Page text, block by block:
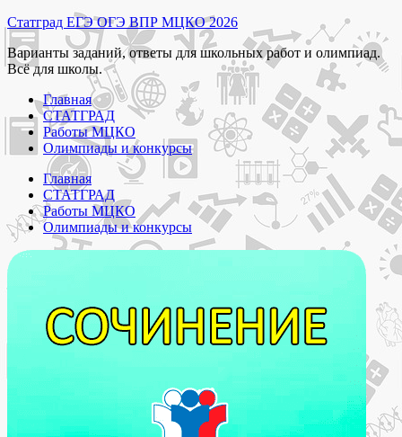
Перейти
к
содержимому
Статград ЕГЭ ОГЭ ВПР МЦКО 2026
Варианты заданий, ответы для школьных работ и олимпиад.
Всё для школы.
Главная
СТАТГРАД
Работы МЦКО
Олимпиады и конкурсы
Главная
СТАТГРАД
Работы МЦКО
Олимпиады и конкурсы